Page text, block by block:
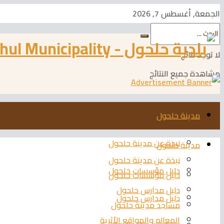
الجمعة, أغسطس 7, 2026
لا توجد نتائج
مشاهدة جميع النتائج
مدينة حلحول
نبذة عن مدينة حلحول
دليل مؤسسات حلحول
دليل مدارس حلحول
مدينة حلحول
نبذة عن مدينة حلحول
دليل مؤسسات حلحول
دليل مدارس حلحول
مساجد مدينة حلحول
المعالم والمواقع الأثرية